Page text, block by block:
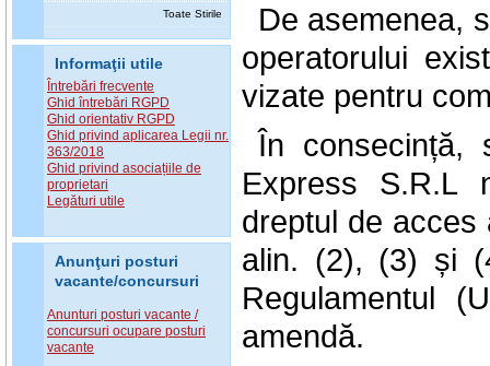
Toate Stirile
Informaţii utile
Întrebări frecvente
Ghid întrebări RGPD
Ghid orientativ RGPD
Ghid privind aplicarea Legii nr.
363/2018
Ghid privind asociațiile de
proprietari
Legături utile
Anunţuri posturi
vacante/concursuri
Anunturi posturi vacante /
concursuri ocupare posturi
vacante
De asemenea,
operatorului
vizate pentru
În consecință,
Express S.R.L
dreptul de acces
alin. (2), (3) și
Regulamentul
amendă.